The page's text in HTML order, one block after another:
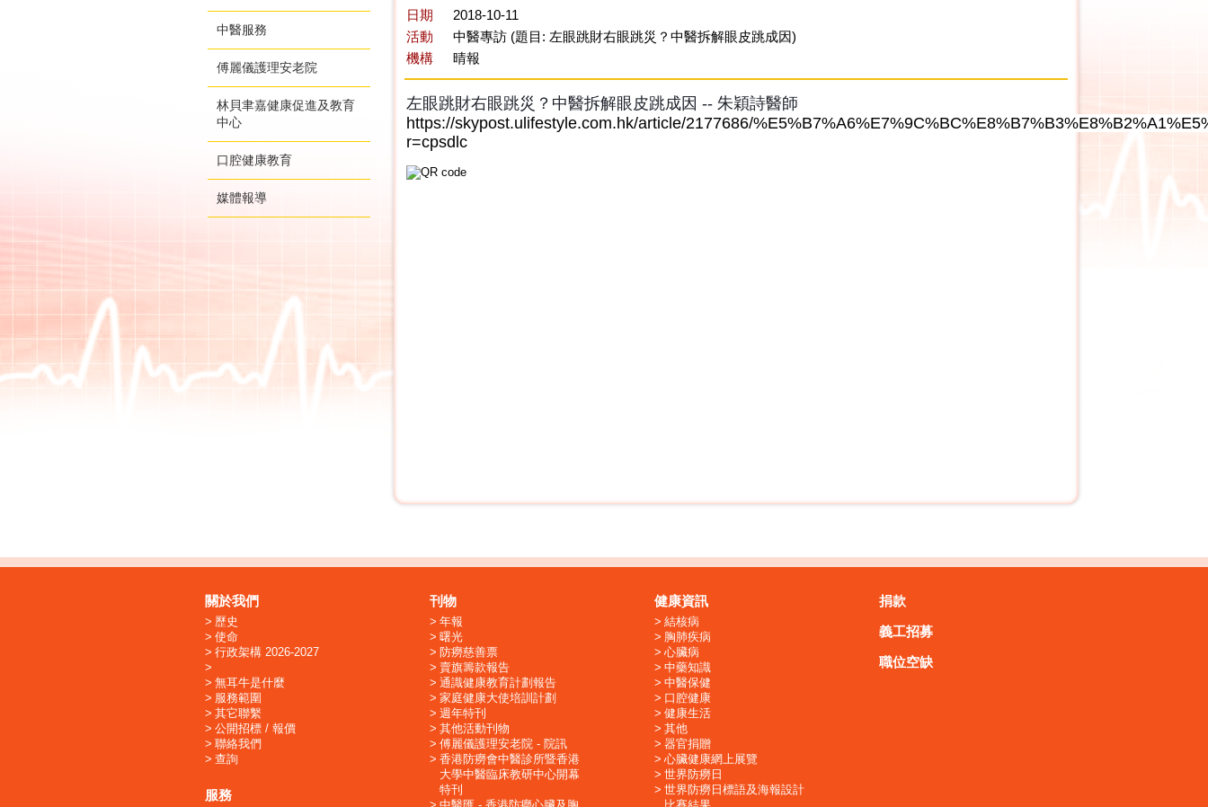
中醫服務
傅麗儀護理安老院
林貝聿嘉健康促進及教育
中心
口腔健康教育
媒體報導
日期
2018-10-11
活動
中醫專訪 (題目: 左眼跳財右眼跳災？中醫拆解眼皮跳成因)
機構
晴報
左眼跳財右眼跳災？中醫拆解眼皮跳成因 -- 朱穎詩醫師
https://skypost.ulifestyle.com.hk/article/2177686/
r=cpsdlc
關於我們
歷史
使命
行政架構 2026-2027
無耳牛是什麼
服務範圍
其它聯繫
公開招標 / 報價
聯絡我們
查詢
服務
刊物
年報
曙光
防癆慈善票
賣旗籌款報告
通識健康教育計劃報告
家庭健康大使培訓計劃
週年特刊
其他活動刊物
傅麗儀護理安老院 - 院訊
香港防癆會中醫診所暨香港
大學中醫臨床教研中心開幕
特刊
健康資訊
結核病
胸肺疾病
心臟病
中藥知識
中醫保健
口腔健康
健康生活
其他
器官捐贈
心臟健康網上展覽
世界防癆日
世界防癆日標語及海報設計
捐款
義工招募
職位空缺